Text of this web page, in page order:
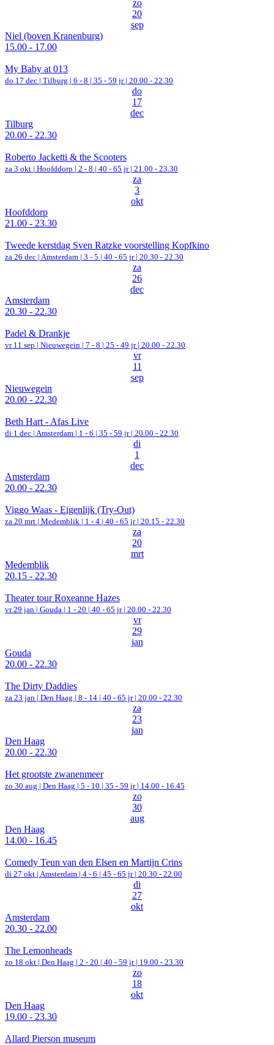
zo
20
sep
Niel (boven Kranenburg)
15.00 - 17.00
My Baby at 013
do 17 dec | Tilburg | 6 - 8 | 35 - 59 jr | 20.00 - 22.30
do
17
dec
Tilburg
20.00 - 22.30
Roberto Jacketti & the Scooters
za 3 okt | Hoofddorp | 2 - 8 | 40 - 65 jr | 21.00 - 23.30
za
3
okt
Hoofddorp
21.00 - 23.30
Tweede kerstdag Sven Ratzke voorstelling Kopfkino
za 26 dec | Amsterdam | 3 - 5 | 40 - 65 jr | 20.30 - 22.30
za
26
dec
Amsterdam
20.30 - 22.30
Padel & Drankje
vr 11 sep | Nieuwegein | 7 - 8 | 25 - 49 jr | 20.00 - 22.30
vr
11
sep
Nieuwegein
20.00 - 22.30
Beth Hart - Afas Live
di 1 dec | Amsterdam | 1 - 6 | 35 - 59 jr | 20.00 - 22.30
di
1
dec
Amsterdam
20.00 - 22.30
Viggo Waas - Eigenlijk (Try-Out)
za 20 mrt | Medemblik | 1 - 4 | 40 - 65 jr | 20.15 - 22.30
za
20
mrt
Medemblik
20.15 - 22.30
Theater tour Roxeanne Hazes
vr 29 jan | Gouda | 1 - 20 | 40 - 65 jr | 20.00 - 22.30
vr
29
jan
Gouda
20.00 - 22.30
The Dirty Daddies
za 23 jan | Den Haag | 8 - 14 | 40 - 65 jr | 20.00 - 22.30
za
23
jan
Den Haag
20.00 - 22.30
Het grootste zwanenmeer
zo 30 aug | Den Haag | 5 - 10 | 35 - 59 jr | 14.00 - 16.45
zo
30
aug
Den Haag
14.00 - 16.45
Comedy Teun van den Elsen en Martijn Crins
di 27 okt | Amsterdam | 4 - 6 | 45 - 65 jr | 20.30 - 22.00
di
27
okt
Amsterdam
20.30 - 22.00
The Lemonheads
zo 18 okt | Den Haag | 2 - 20 | 40 - 59 jr | 19.00 - 23.30
zo
18
okt
Den Haag
19.00 - 23.30
Allard Pierson museum